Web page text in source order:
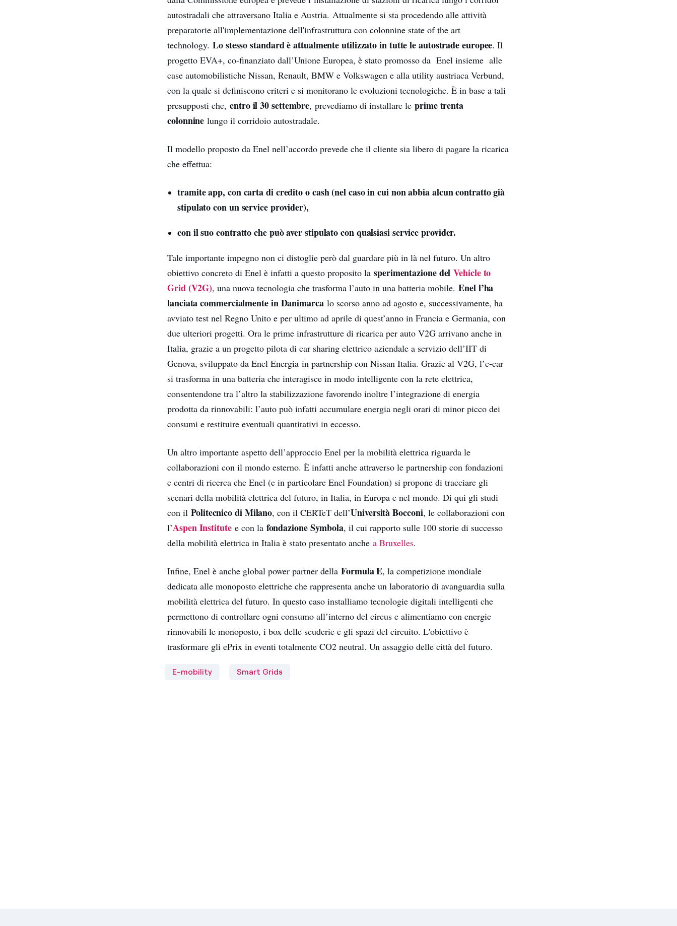
autostradali che attraversano Italia e Austria. Attualmente si sta procedendo alle attività
preparatorie all'implementazione dell'infrastruttura con colonnine state of the art
technology.Lo stesso standard è attualmente utilizzato in tutte le autostrade europee. Il
progetto EVA+, co-finanziato dall’Unione Europea, è stato promosso da Enel insieme alle
case automobilistiche Nissan, Renault, BMW e Volkswagen e alla utility austriaca Verbund,
con la quale si definiscono criteri e si monitorano le evoluzioni tecnologiche. È in base a tali
presupposti che,entro il 30 settembre, prevediamo di installare leprime trenta
colonnine lungo il corridoio autostradale.
Il modello proposto da Enel nell’accordo prevede che il cliente sia libero di pagare la ricarica
che effettua:
tramite app, con carta di credito o cash (nel caso in cui non abbia alcun contratto già
stipulato con un service provider),
con il suo contratto che può aver stipulato con qualsiasi service provider.
Tale importante impegno non ci distoglie però dal guardare più in là nel futuro. Un altro
obiettivo concreto di Enel è infatti a questo proposito lasperimentazione delVehicle to
Grid (V2G), una nuova tecnologia che trasforma l’auto in una batteria mobile.Enel l’ha
lanciata commercialmente in Danimarcalo scorso anno ad agosto e, successivamente, ha
avviato test nel Regno Unito e per ultimo ad aprile di quest’anno in Francia e Germania, con
due ulteriori progetti. Ora le prime infrastrutture di ricarica per auto V2G arrivano anche in
Italia, grazie a un progetto pilota di car sharing elettrico aziendale a servizio dell’IIT di
Genova, sviluppato da Enel Energia in partnership con Nissan Italia. Grazie al V2G, l’e-car
si trasforma in una batteria che interagisce in modo intelligente con la rete elettrica,
consentendone tra l’altro la stabilizzazione favorendo inoltre l’integrazione di energia
prodotta da rinnovabili: l’auto può infatti accumulare energia negli orari di minor picco dei
consumi e restituire eventuali quantitativi in eccesso.
Un altro importante aspetto dell’approccio Enel per la mobilità elettrica riguarda le
collaborazioni con il mondo esterno. È infatti anche attraverso le partnership con fondazioni
e centri di ricerca che Enel (e in particolare Enel Foundation) si propone di tracciare gli
scenari della mobilità elettrica del futuro, in Italia, in Europa e nel mondo. Di qui gli studi
con ilPolitecnico di Milano, con il CERTeT dell’Università Bocconi, le collaborazioni con
l’Aspen Institute e con la fondazione Symbola, il cui rapporto sulle 100 storie di successo
della mobilità elettrica in Italia è stato presentato anchea Bruxelles.
Infine, Enel è anche global power partner dellaFormula E, la competizione mondiale
dedicata alle monoposto elettriche che rappresenta anche un laboratorio di avanguardia sulla
mobilità elettrica del futuro. In questo caso installiamo tecnologie digitali intelligenti che
permettono di controllare ogni consumo all’interno del circus e alimentiamo con energie
rinnovabili le monoposto, i box delle scuderie e gli spazi del circuito. L'obiettivo è
trasformare gli ePrix in eventi totalmente CO2 neutral. Un assaggio delle città del futuro.
E-mobility Smart Grids